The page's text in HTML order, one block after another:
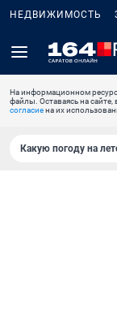
НЕДВИЖИМОСТЬ
На информационном
файлы. Оставаясь на
согласиена их
Какую погоду на